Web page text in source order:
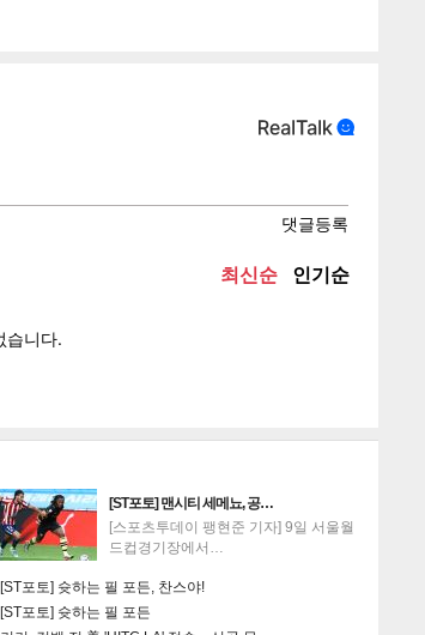
인쇄 목록
[ST포토] 맨시티 세메뇨, 공…
[스포츠투데이 팽현준 기자] 9일 서울월
드컵경기장에서…
[ST포토] 슛하는 필 포든, 찬스야!
[ST포토] 슛하는 필 포든